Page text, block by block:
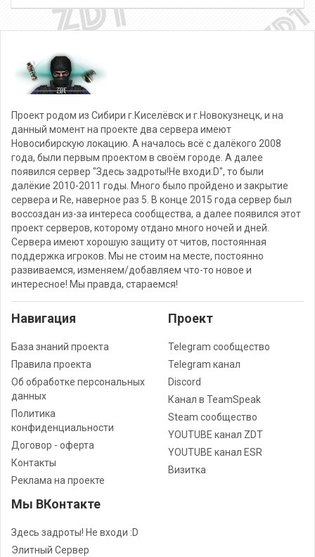
Проект родом из Сибири г.Киселёвск и г.Новокузнецк, и на
данный момент на проекте два сервера имеют
Новосибирскую локацию. А началось всё с далёкого 2008
года, были первым проектом в своём городе. А далее
появился сервер "Здесь задроты!Не входи:D", то были
далёкие 2010-2011 годы. Много было пройдено и закрытие
сервера и Re, наверное раз 5. В конце 2015 года сервер был
воссоздан из-за интереса сообщества, а далее появился этот
проект серверов, которому отдано много ночей и дней.
Сервера имеют хорошую защиту от читов, постоянная
поддержка игроков. Мы не стоим на месте, постоянно
развиваемся, изменяем/добавляем что-то новое и
интересное! Мы правда, стараемся!
Навигация
База знаний проекта
Правила проекта
Об обработке персональных
данных
Политика
конфиденциальности
Договор - оферта
Контакты
Реклама на проекте
Проект
Telegram сообщество
Telegram канал
Discord
Канал в TeamSpeak
Steam сообщество
YOUTUBE канал ZDT
YOUTUBE канал ESR
Визитка
Мы ВКонтакте
Здесь задроты! Не входи :D
Элитный Сервер